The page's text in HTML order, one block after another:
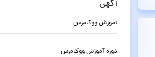
آگهی
آموزش ووکامرس
دوره آموزش ووکامرس